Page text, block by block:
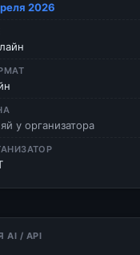
2026
у организатора
AI / API